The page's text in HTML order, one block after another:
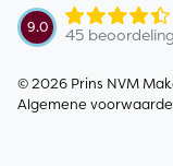
Copyright
9.0 45
© 2026 Prins NVM
Algemene